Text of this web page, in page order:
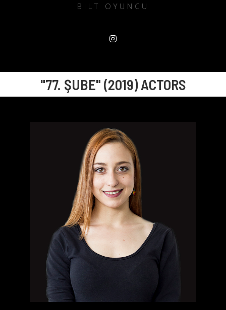
BILT OYUNCU
"77. ŞUBE" (2019) ACTORS